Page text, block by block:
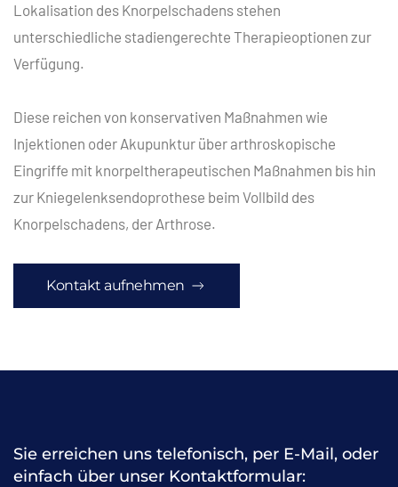
Lokalisation des Knorpelschadens stehen
unterschiedliche stadiengerechte Therapieoptionen zur
Verfügung.
Diese reichen von konservativen Maßnahmen wie
Injektionen oder Akupunktur über arthroskopische
Eingriffe mit knorpeltherapeutischen Maßnahmen bis hin
zur Kniegelenksendoprothese beim Vollbild des
Knorpelschadens, der Arthrose.
Kontakt aufnehmen
Sie erreichen uns telefonisch, per E-Mail, oder
einfach über unser Kontaktformular: